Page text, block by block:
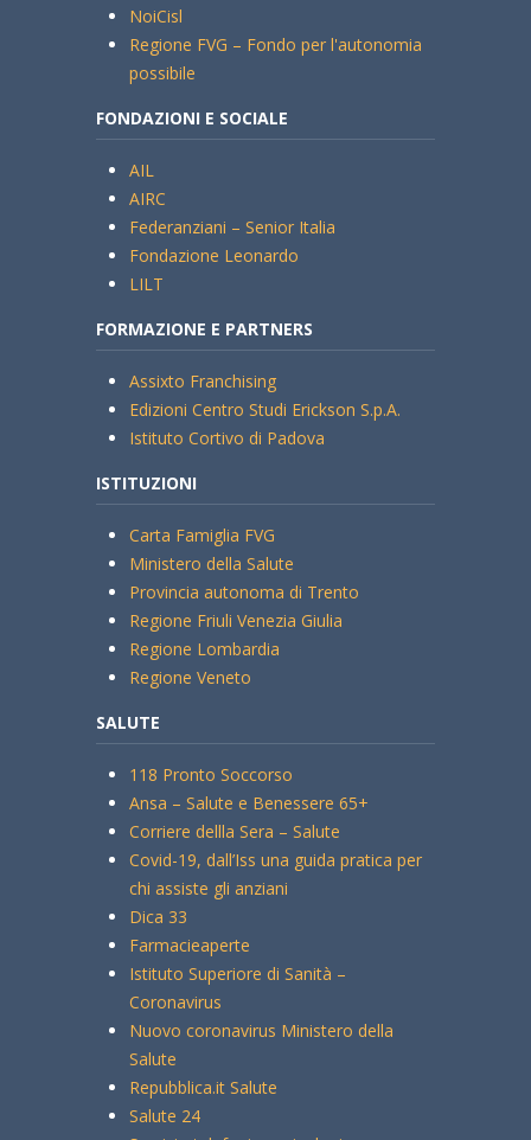
NoiCisl
Regione FVG – Fondo per l'autonomia
possibile
FONDAZIONI E SOCIALE
AIL
AIRC
Federanziani – Senior Italia
Fondazione Leonardo
LILT
FORMAZIONE E PARTNERS
Assixto Franchising
Edizioni Centro Studi Erickson S.p.A.
Istituto Cortivo di Padova
ISTITUZIONI
Carta Famiglia FVG
Ministero della Salute
Provincia autonoma di Trento
Regione Friuli Venezia Giulia
Regione Lombardia
Regione Veneto
SALUTE
118 Pronto Soccorso
Ansa – Salute e Benessere 65+
Corriere dellla Sera – Salute
Covid-19, dall’Iss una guida pratica per
chi assiste gli anziani
Dica 33
Farmacieaperte
Istituto Superiore di Sanità –
Coronavirus
Nuovo coronavirus Ministero della
Salute
Repubblica.it Salute
Salute 24